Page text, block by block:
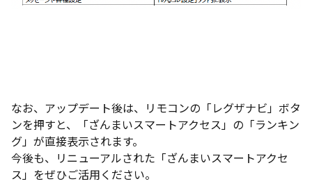
なお、アップデート後は、リモコンの「レグザナビ」ボタ
ンを押すと、「ざんまいスマートアクセス」の「ランキン
グ」が直接表示されます。
今後も、リニューアルされた「ざんまいスマートアクセ
ス」をぜひご活用ください。